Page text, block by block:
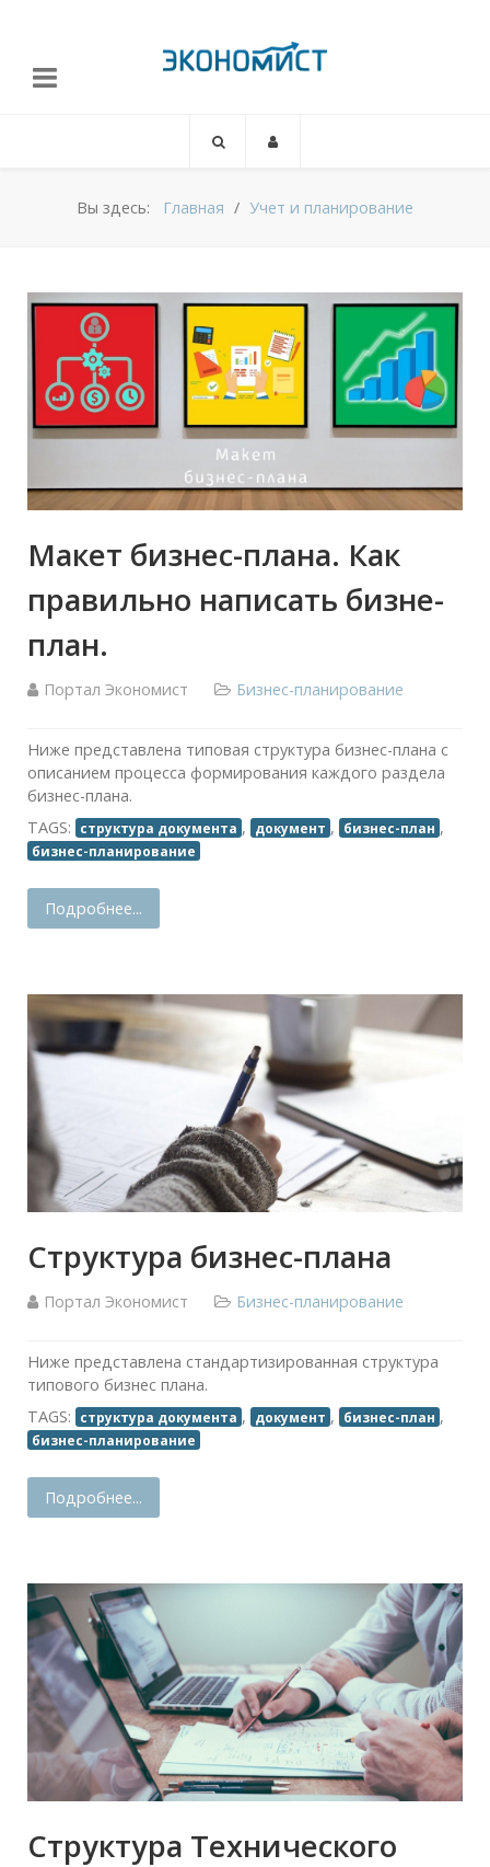
Вы здесь: Главная Учет и планирование
Макет бизнес-плана. Как
правильно написать бизне-
план.
Портал Экономист Бизнес-планирование
Ниже представлена типовая структура бизнес-плана с
описанием процесса формирования каждого раздела
бизнес-плана.
TAGS:
структура документа , документ , бизнес-план ,
бизнес-планирование
Подробнее...
Структура бизнес-плана
Портал Экономист Бизнес-планирование
Ниже представлена стандартизированная структура
типового бизнес плана.
TAGS:
структура документа , документ , бизнес-план ,
бизнес-планирование
Подробнее...
Структура Технического